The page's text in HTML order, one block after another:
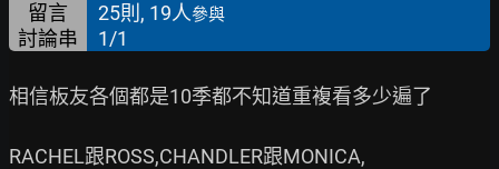
留言
25則, 19人參與
討論串 1/1
相信板友各個都是10季都不知道重複看多少遍了
RACHEL跟ROSS,CHANDLER跟MONICA,